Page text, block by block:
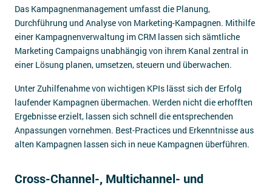
Das Kampagnenmanagement umfasst die Planung,
Durchführung und Analyse von Marketing-Kampagnen. Mithilfe
einer Kampagnenverwaltung im CRM lassen sich sämtliche
Marketing Campaigns unabhängig von ihrem Kanal zentral in
einer Lösung planen, umsetzen, steuern und überwachen.
Unter Zuhilfenahme von wichtigen KPIs lässt sich der Erfolg
laufender Kampagnen übermachen. Werden nicht die erhofften
Ergebnisse erzielt, lassen sich schnell die entsprechenden
Anpassungen vornehmen. Best-Practices und Erkenntnisse aus
alten Kampagnen lassen sich in neue Kampagnen überführen.
Cross-Channel-, Multichannel- und